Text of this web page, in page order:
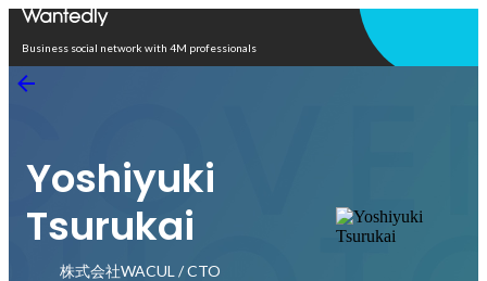
Business social network with 4M professionals
Yoshiyuki
Tsurukai
株式会社WACUL / CTO